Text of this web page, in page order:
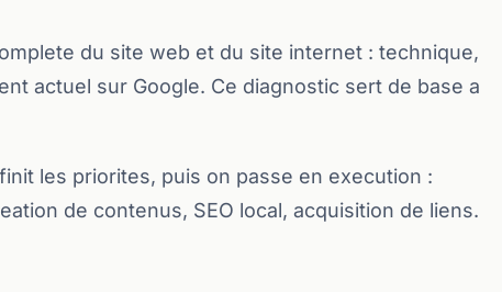
du site web et du site internet : technique,
actuel sur Google. Ce diagnostic sert de base a
les priorites, puis on passe en execution :
de contenus, SEO local, acquisition de liens.